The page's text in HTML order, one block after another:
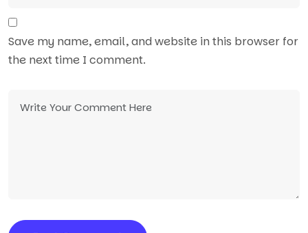
Save my name, email, and website in this browser for
the next time I comment.